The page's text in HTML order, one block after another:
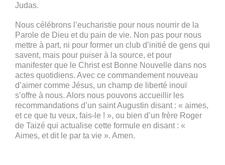
Judas.
Nous célébrons l’eucharistie pour nous nourrir de la
Parole de Dieu et du pain de vie. Non pas pour nous
mettre à part, ni pour former un club d’initié de gens qui
savent, mais pour puiser à la source, et pour
manifester que le Christ est Bonne Nouvelle dans nos
actes quotidiens. Avec ce commandement nouveau
d’aimer comme Jésus, un champ de liberté inouï
s’offre à nous. Alors nous pouvons accueillir les
recommandations d’un saint Augustin disant : « aimes,
et ce que tu veux, fais-le ! », ou bien d’un frère Roger
de Taizé qui actualise cette formule en disant : «
Aimes, et dit le par ta vie ». Amen.